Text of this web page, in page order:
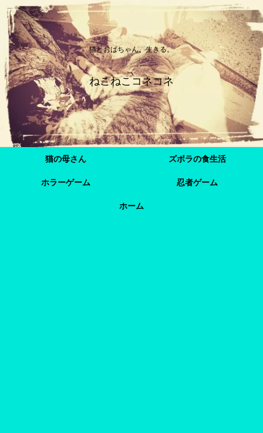
猫とおばちゃん、生きる。
ねこねこコネコネ
猫の母さん ズボラの食生活
ホラーゲーム 忍者ゲーム
ホーム